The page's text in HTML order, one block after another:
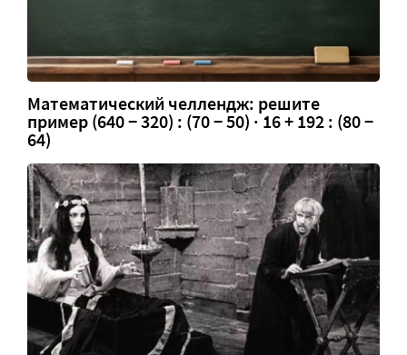
Математический челлендж: решите
пример (640 − 320) : (70 − 50) · 16 + 192 : (80 −
64)